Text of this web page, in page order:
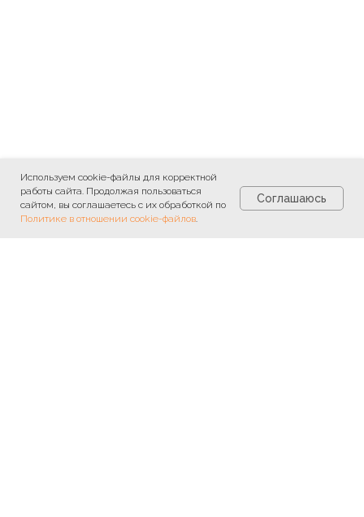
Используем cookie-файлы для корректной
работы сайта. Продолжая пользоваться
сайтом, вы соглашаетесь с их обработкой по
Политике в отношении cookie-файлов.
Соглашаюсь